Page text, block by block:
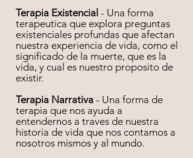
Terapia Existencial - Una forma
terapeutica que explora preguntas
existenciales profundas que afectan
nuestra experiencia de vida, como el
significado de la muerte, que es la
vida, y cual es nuestro proposito de
existir.
Terapia Narrativa - Una forma de
terapia que nos ayuda a
entendernos a traves de nuestra
historia de vida que nos contamos a
nosotros mismos y al mundo.